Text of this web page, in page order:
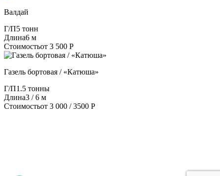
Валдай
Г/П5 тонн
Длина6 м
Стоимостьот 3 500 Р
Газель бортовая / «Катюша»
Г/П1.5 тонны
Длина3 / 6 м
Стоимостьот 3 000 / 3500 Р